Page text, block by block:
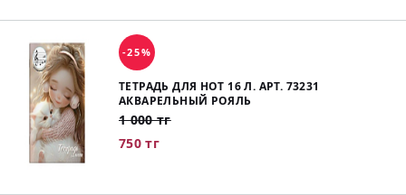
-25%
ТЕТРАДЬ ДЛЯ НОТ 16 Л. АРТ. 73231
АКВАРЕЛЬНЫЙ РОЯЛЬ
1 000 тг
750 тг